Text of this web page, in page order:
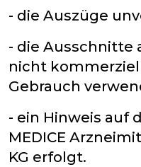
- die Auszüge
- die Ausschnitte
nicht
Gebrauch
- ein Hinweis auf
MEDICE
KG erfolgt.